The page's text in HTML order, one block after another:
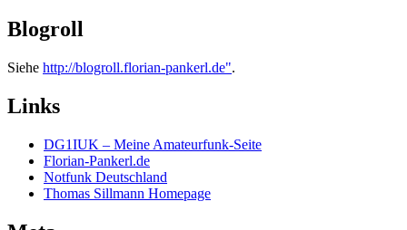
Blogroll
Siehe http://blogroll.florian-pankerl.de".
Links
DG1IUK – Meine Amateurfunk-Seite
Florian-Pankerl.de
Notfunk Deutschland
Thomas Sillmann Homepage